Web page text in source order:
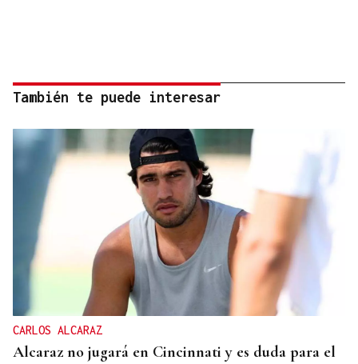
También te puede interesar
CARLOS ALCARAZ
Alcaraz no jugará en Cincinnati y es duda para el